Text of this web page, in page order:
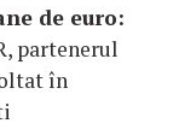
de euro:
partenerul
în